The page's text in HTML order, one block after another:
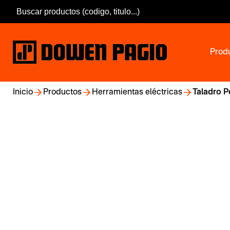
Inicio Productos Herramientas eléctricas Taladro